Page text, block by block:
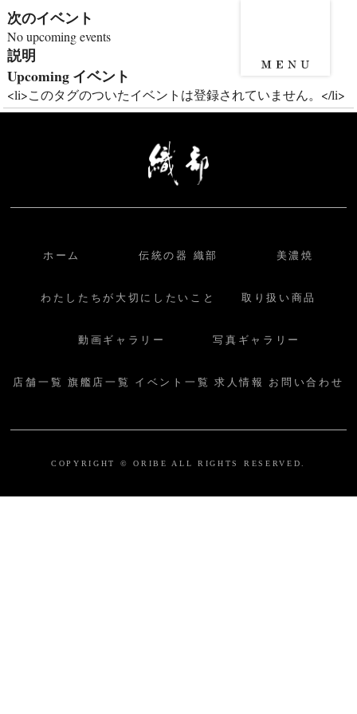
次のイベント
No upcoming events
説明
Upcoming イベント
<li>このタグのついたイベントは登録されていません。</li>
ホーム 伝統の器 織部 美濃焼
わたしたちが大切にしたいこと 取り扱い商品
動画ギャラリー 写真ギャラリー
店舗一覧 旗艦店一覧 イベント一覧 求人情報 お問い合わせ
COPYRIGHT © ORIBE ALL RIGHTS RESERVED.